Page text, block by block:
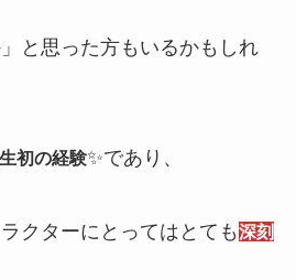
と思った方もいるかもしれ
初の経験✨であり、
クターにとってはとても深刻